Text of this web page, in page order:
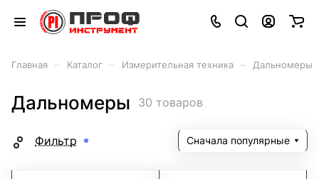
Главная Каталог Измерительная техника Дальномеры
Дальномеры 30 товаров
Фильтр Сначала популярные